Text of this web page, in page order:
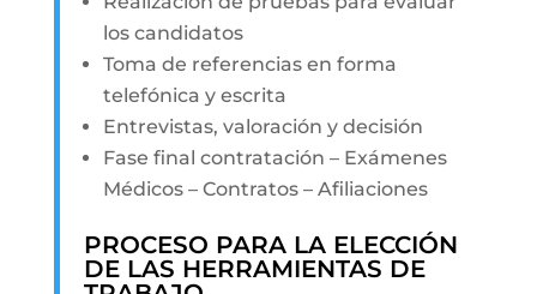
los candidatos
Toma de referencias en forma
telefónica y escrita
Entrevistas, valoración y decisión
Fase final contratación – Exámenes
Médicos – Contratos – Afiliaciones
PROCESO PARA LA ELECCIÓN
DE LAS HERRAMIENTAS DE